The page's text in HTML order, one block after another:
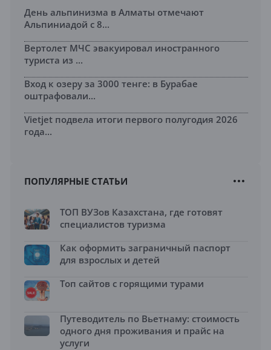
День альпинизма в Алматы отмечают
Альпиниадой с 8...
Вертолет МЧС эвакуировал иностранного
туриста из ...
Вход к озеру за 3000 тенге: в Бурабае
оштрафовали...
Vietjet подвела итоги первого полугодия 2026
года...
ПОПУЛЯРНЫЕ СТАТЬИ
ТОП ВУЗов Казахстана, где готовят
специалистов туризма
Как оформить заграничный паспорт
для взрослых и детей
Топ сайтов с горящими турами
Путеводитель по Вьетнаму: стоимость
одного дня проживания и прайс на
услуги